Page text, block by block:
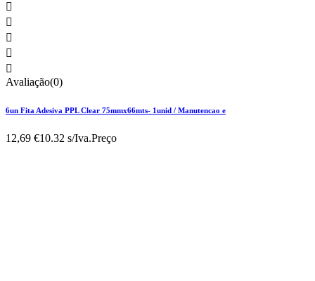





Avaliação(0)
6un Fita Adesiva PPL Clear 75mmx66mts- 1unid / Manutencao e
12,69 €10.32 s/Iva.Preço